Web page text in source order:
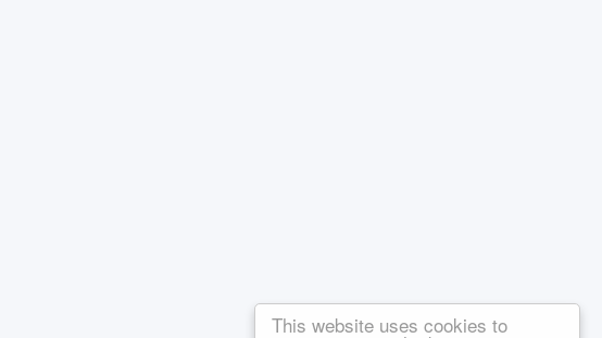
This website uses cookies to